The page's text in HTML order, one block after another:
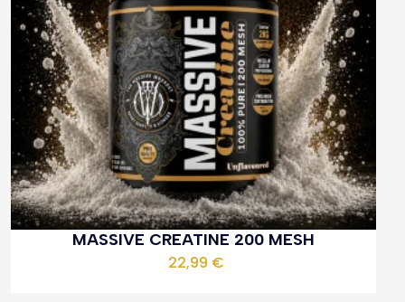
MASSIVE CREATINE 200 MESH
22,99 €